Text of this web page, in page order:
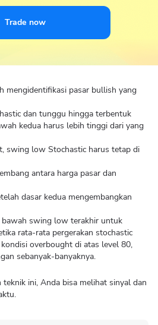
Trade now
mengidentifikasi pasar bullish yang
dan tunggu hingga terbentuk
kedua harus lebih tinggi dari yang
swing low Stochastic harus tetap di
antara harga pasar dan
dasar kedua mengembangkan
swing low terakhir untuk
rata-rata pergerakan stochastic
overbought di atas level 80,
sebanyak-banyaknya.
teknik ini, Anda bisa melihat sinyal dan